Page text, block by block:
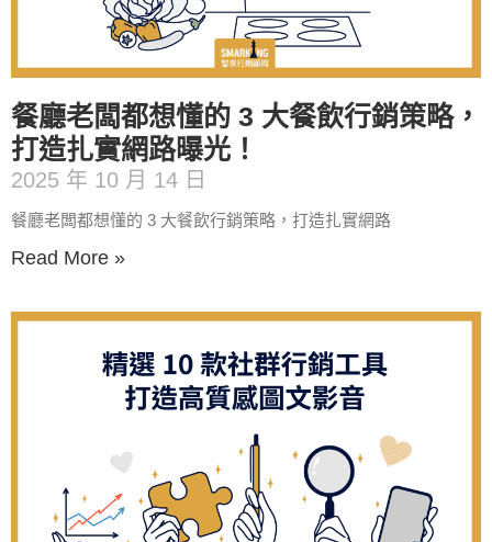
餐廳老闆都想懂的 3 大餐飲行銷策略，
打造扎實網路曝光！
2025 年 10 月 14 日
餐廳老闆都想懂的 3 大餐飲行銷策略，打造扎實網路
Read More »